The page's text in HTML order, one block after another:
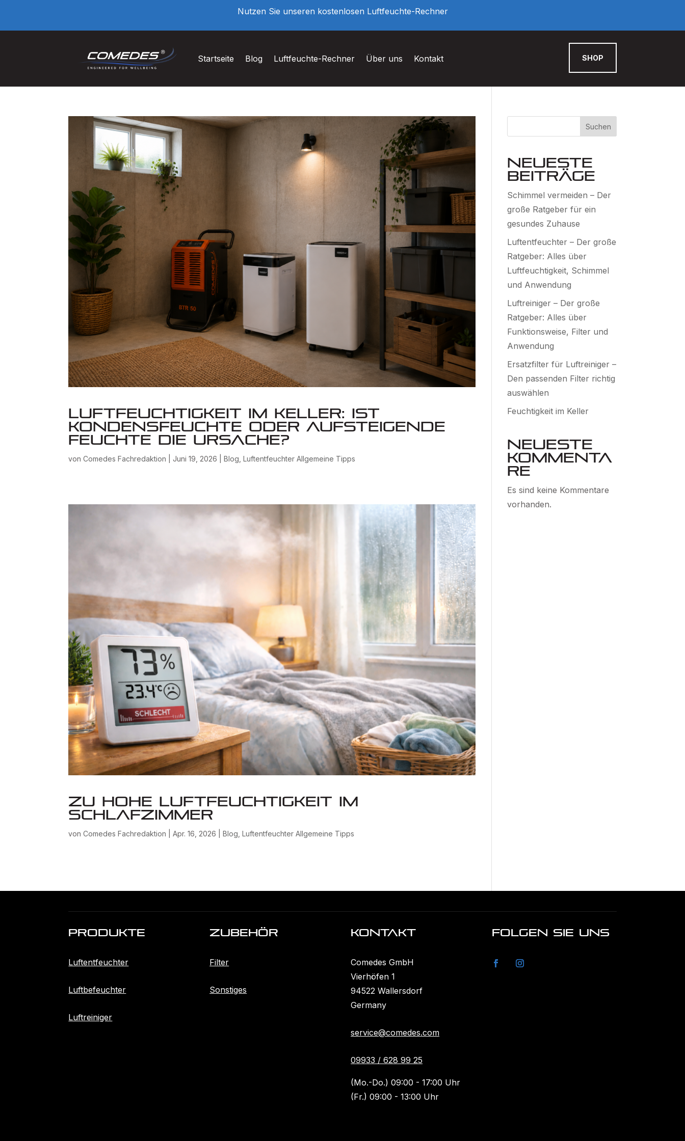
Nutzen Sie unseren kostenlosen Luftfeuchte-Rechner
Startseite Blog Luftfeuchte-Rechner Über uns Kontakt SHOP
Luftfeuchtigkeit im Keller: Ist
Kondensfeuchte oder aufsteigende
Feuchte die Ursache?
vonComedes Fachredaktion |Juni 19, 2026 |Blog ,Luftentfeuchter Allgemeine Tipps
Zu hohe Luftfeuchtigkeit im
Schlafzimmer
vonComedes Fachredaktion |Apr. 16, 2026 |Blog ,Luftentfeuchter Allgemeine Tipps
Suchen
Neueste
Beiträge
Schimmel vermeiden – Der
große Ratgeber für ein
gesundes Zuhause
Luftentfeuchter – Der große
Ratgeber: Alles über
Luftfeuchtigkeit, Schimmel
und Anwendung
Luftreiniger – Der große
Ratgeber: Alles über
Funktionsweise, Filter und
Anwendung
Ersatzfilter für Luftreiniger –
Den passenden Filter richtig
auswählen
Feuchtigkeit im Keller
Neueste
Kommenta
re
Es sind keine Kommentare
vorhanden.
Produkte
Luftentfeuchter
Luftbefeuchter
Luftreiniger
ZubehöR
Filter
Sonstiges
KONTAKT
Comedes GmbH
Vierhöfen 1
94522 Wallersdorf
Germany
service@comedes.com
09933 / 628 99 25
(Mo.-Do.) 09:00 - 17:00 Uhr
(Fr.) 09:00 - 13:00 Uhr
FOLGEN SIE UNS